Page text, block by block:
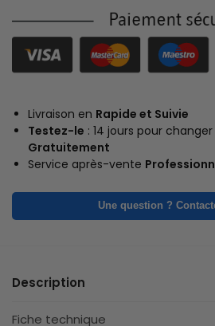
Livraison en Rapide et Suivie
Testez-le : 14 jours pour
Gratuitement
Service après-vente
Une question ?
Description
Fiche technique